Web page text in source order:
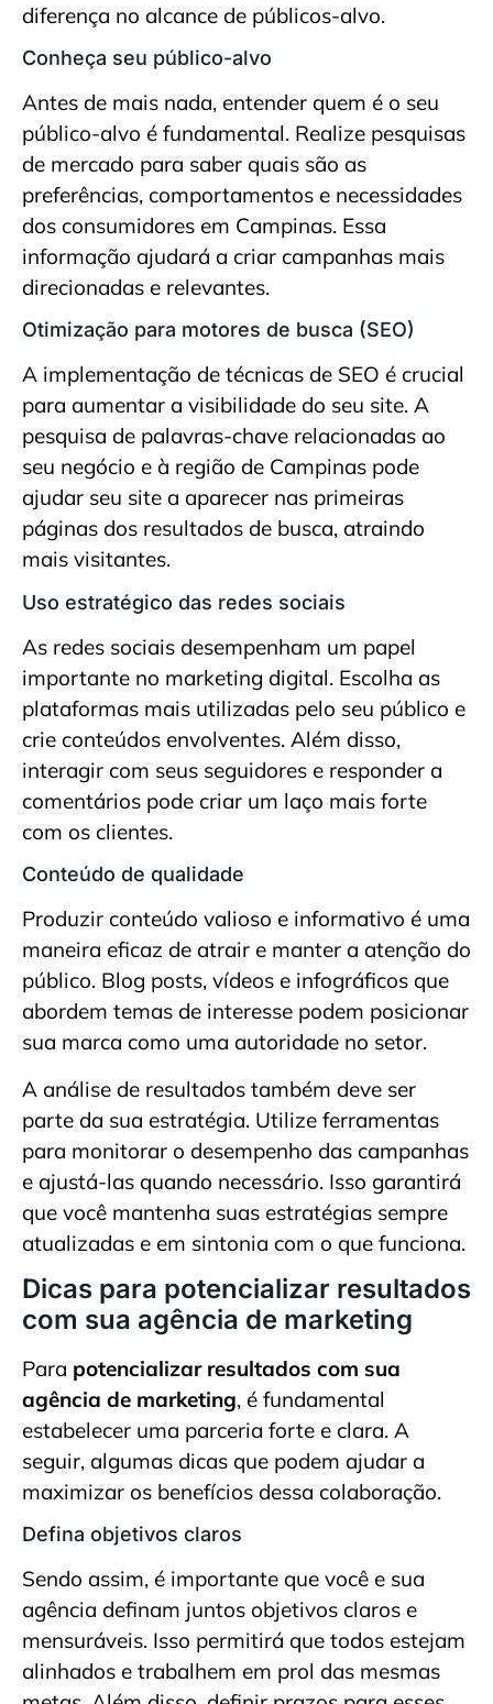
diferença no alcance de públicos-alvo.
Conheça seu público-alvo
Antes de mais nada, entender quem é o seu
público-alvo é fundamental. Realize pesquisas
de mercado para saber quais são as
preferências, comportamentos e necessidades
dos consumidores em Campinas. Essa
informação ajudará a criar campanhas mais
direcionadas e relevantes.
Otimização para motores de busca (SEO)
A implementação de técnicas de SEO é crucial
para aumentar a visibilidade do seu site. A
pesquisa de palavras-chave relacionadas ao
seu negócio e à região de Campinas pode
ajudar seu site a aparecer nas primeiras
páginas dos resultados de busca, atraindo
mais visitantes.
Uso estratégico das redes sociais
As redes sociais desempenham um papel
importante no marketing digital. Escolha as
plataformas mais utilizadas pelo seu público e
crie conteúdos envolventes. Além disso,
interagir com seus seguidores e responder a
comentários pode criar um laço mais forte
com os clientes.
Conteúdo de qualidade
Produzir conteúdo valioso e informativo é uma
maneira eficaz de atrair e manter a atenção do
público. Blog posts, vídeos e infográficos que
abordem temas de interesse podem posicionar
sua marca como uma autoridade no setor.
A análise de resultados também deve ser
parte da sua estratégia. Utilize ferramentas
para monitorar o desempenho das campanhas
e ajustá-las quando necessário. Isso garantirá
que você mantenha suas estratégias sempre
atualizadas e em sintonia com o que funciona.
Dicas para potencializar resultados
com sua agência de marketing
Para potencializar resultados com sua
agência de marketing, é fundamental
estabelecer uma parceria forte e clara. A
seguir, algumas dicas que podem ajudar a
maximizar os benefícios dessa colaboração.
Defina objetivos claros
Sendo assim, é importante que você e sua
agência definam juntos objetivos claros e
mensuráveis. Isso permitirá que todos estejam
alinhados e trabalhem em prol das mesmas